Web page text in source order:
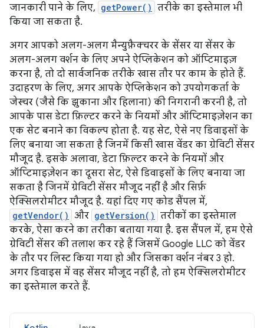
जानकारी पाने के लिए, getPower() तरीके का इस्तेमाल भी
किया जा सकता है.
अगर आपको अलग-अलग मैन्युफ़ैक्चरर के सेंसर या सेंसर के
अलग-अलग वर्शन के लिए अपने ऐप्लिकेशन को ऑप्टिमाइज़
करना है, तो दो सार्वजनिक तरीके खास तौर पर काम के होते हैं.
उदाहरण के लिए, अगर आपके ऐप्लिकेशन को उपयोगकर्ता के
जेस्चर (जैसे कि झुकाना और हिलाना) की निगरानी करनी है, तो
आपके पास डेटा फ़िल्टर करने के नियमों और ऑप्टिमाइज़ेशन का
एक सेट बनाने का विकल्प होता है. यह सेट, ऐसे नए डिवाइसों के
लिए बनाया जा सकता है जिनमें किसी खास वेंडर का ग्रेविटी सेंसर
मौजूद है. इसके अलावा, डेटा फ़िल्टर करने के नियमों और
ऑप्टिमाइज़ेशन का दूसरा सेट, ऐसे डिवाइसों के लिए बनाया जा
सकता है जिनमें ग्रेविटी सेंसर मौजूद नहीं है और सिर्फ़
ऐक्सिलरोमीटर मौजूद है. यहां दिए गए कोड सैंपल में,
getVendor() और getVersion() तरीकों का इस्तेमाल
करके, ऐसा करने का तरीका बताया गया है. इस सैंपल में, हम ऐसे
ग्रेविटी सेंसर की तलाश कर रहे हैं जिसमें Google LLC को वेंडर
के तौर पर लिस्ट किया गया हो और जिसका वर्शन नंबर 3 हो.
अगर डिवाइस में वह सेंसर मौजूद नहीं है, तो हम ऐक्सिलरोमीटर
का इस्तेमाल करते हैं.